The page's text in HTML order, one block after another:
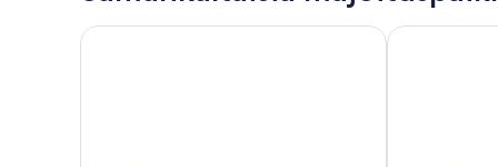
RIVA Mamaia Aparthotel Hotel Megalos